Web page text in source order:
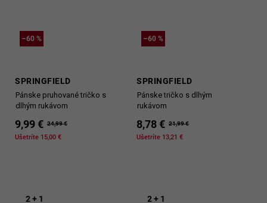
–60 %
SPRINGFIELD
Pánske pruhované tričko s
dlhým rukávom
9,99 € 24,99 €
Ušetríte 15,00 €
–60 %
SPRINGFIELD
Pánske tričko s dlhým
rukávom
8,78 € 21,99 €
Ušetríte 13,21 €
2 + 1 2 + 1